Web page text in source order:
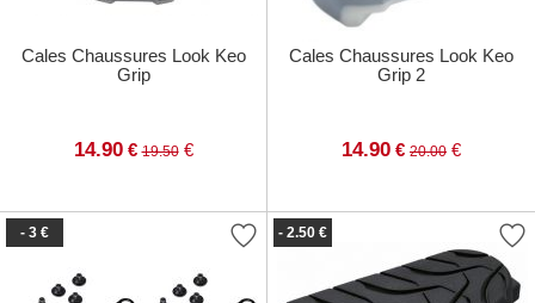
Cales Chaussures Look Keo
Grip
14.90 € 19.50€
Cales Chaussures Look Keo
Grip 2
14.90 € 20.00 €
- 3 € - 2.50 €